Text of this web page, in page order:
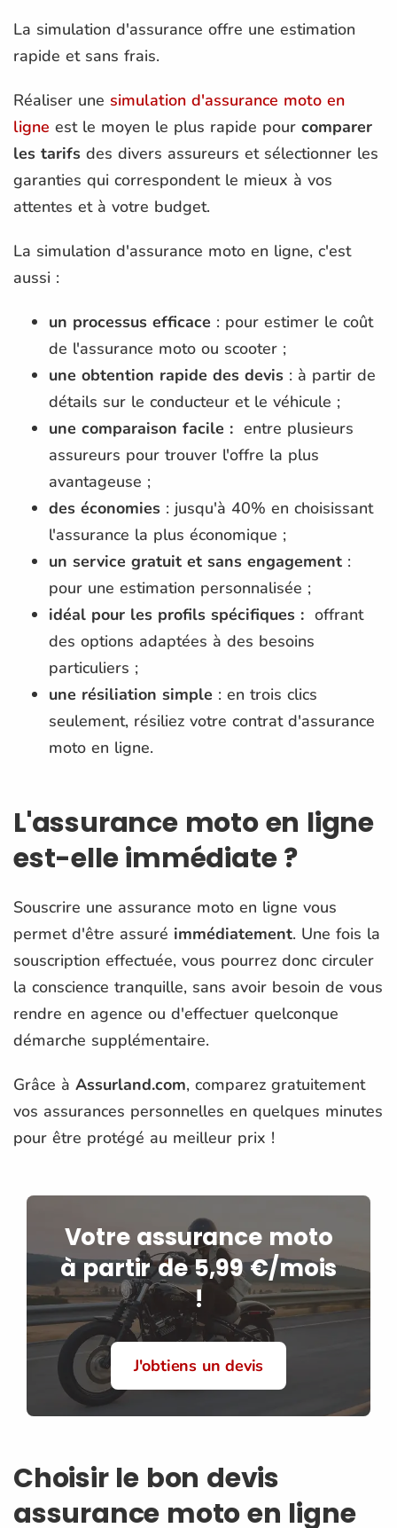
La simulation d'assurance offre une estimation
rapide et sans frais.
Réaliser une simulation d'assurance moto en
ligne est le moyen le plus rapide pour comparer
les tarifs des divers assureurs et sélectionner les
garanties qui correspondent le mieux à vos
attentes et à votre budget.
La simulation d'assurance moto en ligne, c'est
aussi :
un processus efficace : pour estimer le coût
de l'assurance moto ou scooter ;
une obtention rapide des devis : à partir de
détails sur le conducteur et le véhicule ;
une comparaison facile : entre plusieurs
assureurs pour trouver l'offre la plus
avantageuse ;
des économies : jusqu'à 40% en choisissant
l'assurance la plus économique ;
un service gratuit et sans engagement :
pour une estimation personnalisée ;
idéal pour les profils spécifiques : offrant
des options adaptées à des besoins
particuliers ;
une résiliation simple : en trois clics
seulement, résiliez votre contrat d'assurance
moto en ligne.
L'assurance moto en ligne
est-elle immédiate ?
Souscrire une assurance moto en ligne vous
permet d'être assuré immédiatement. Une fois la
souscription effectuée, vous pourrez donc circuler
la conscience tranquille, sans avoir besoin de vous
rendre en agence ou d'effectuer quelconque
démarche supplémentaire.
Grâce à Assurland.com, comparez gratuitement
vos assurances personnelles en quelques minutes
pour être protégé au meilleur prix !
Votre assurance moto
à partir de 5,99 €/mois
!
J'obtiens un devis
Choisir le bon devis
assurance moto en ligne